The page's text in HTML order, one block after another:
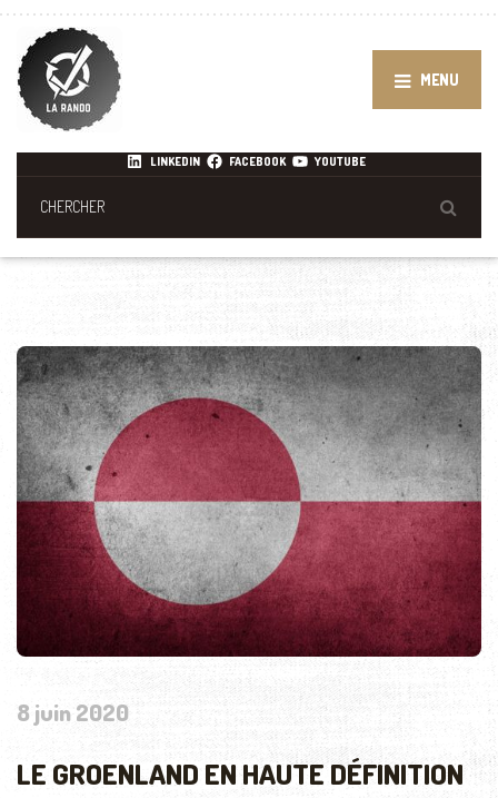
MENU
LINKEDIN FACEBOOK YOUTUBE
8 juin 2020
LE GROENLAND EN HAUTE DÉFINITION